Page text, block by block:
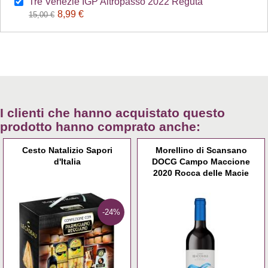
15,00 € 8,99 €
I clienti che hanno acquistato questo
prodotto hanno comprato anche:
Cesto Natalizio Sapori
d'Italia
-24%
Morellino di Scansano
DOCG Campo Maccione
2020 Rocca delle Macie